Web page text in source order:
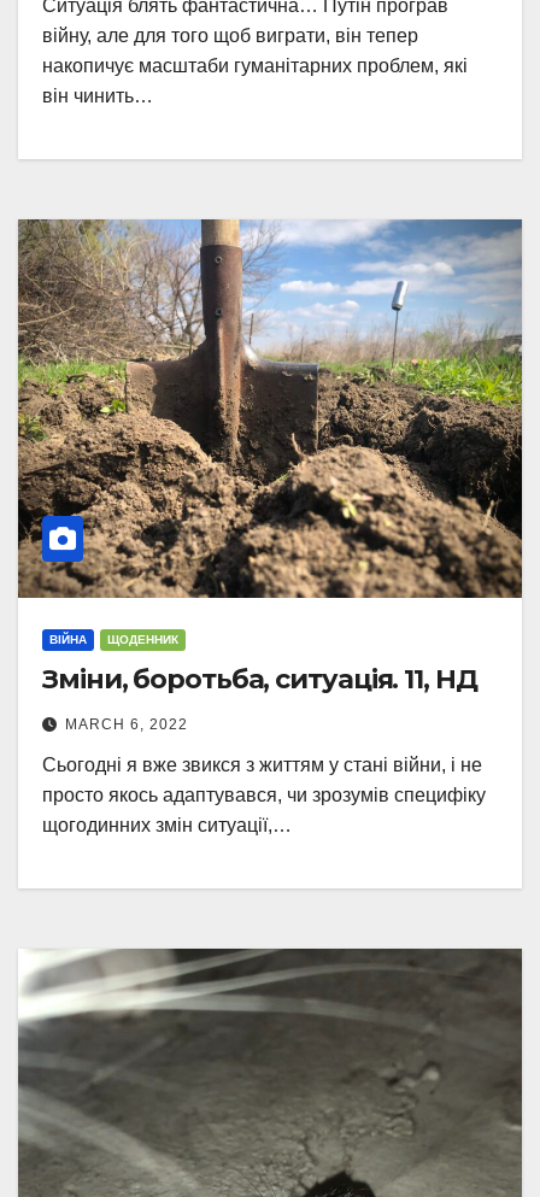
Ситуація блять фантастична… Путін програв
війну, але для того щоб виграти, він тепер
накопичує масштаби гуманітарних проблем, які
він чинить…
ВІЙНА ЩОДЕННИК
Зміни, боротьба, ситуація. 11, НД
MARCH 6, 2022
Сьогодні я вже звикся з життям у стані війни, і не
просто якось адаптувався, чи зрозумів специфіку
щогодинних змін ситуації,…